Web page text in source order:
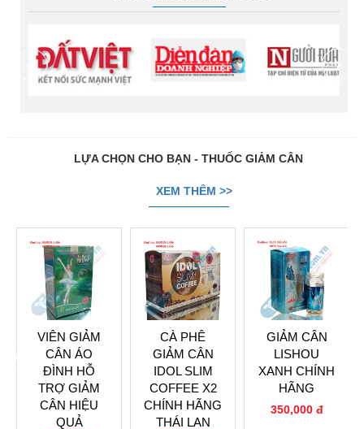
prev next
LỰA CHỌN CHO BẠN - THUỐC GIẢM CÂN
XEM THÊM >>
VIÊN GIẢM
CÂN ÁO
ĐÌNH HỖ
TRỢ GIẢM
CÂN HIỆU
QUẢ
CÀ PHÊ
GIẢM CÂN
IDOL SLIM
COFFEE X2
CHÍNH HÃNG
THÁI LAN
GIẢM CÂN
LISHOU
XANH CHÍNH
HÃNG
350,000 đ